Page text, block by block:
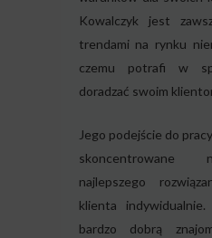
Kowalczyk jest
trendami na rynku
czemu potrafi w
doradzać swoim
Jego podejście do
skoncentrowane
najlepszego
klienta
bardzo dobrą